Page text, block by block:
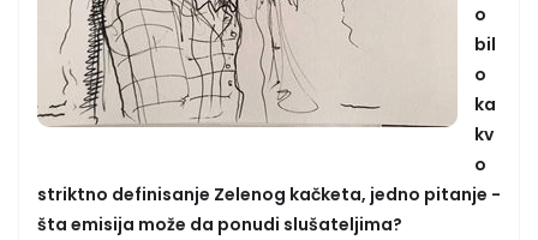
o
bil
o
ka
kv
o
striktno definisanje Zelenog kačketa, jedno pitanje -
šta emisija može da ponudi slušateljima?